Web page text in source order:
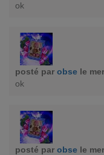
ok
posté par obse le
ok
posté par obse le